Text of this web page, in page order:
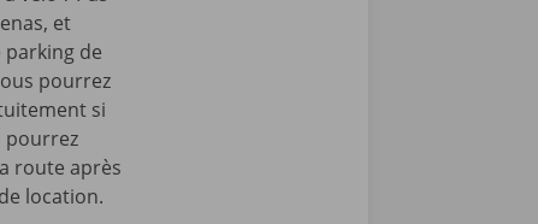
et
de
pourrez
si
pourrez
route après
location.